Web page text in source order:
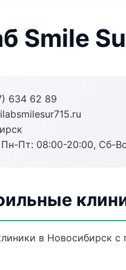
Smile
634 62 89
Пн-Пт: 08:00-20:00, Сб-
в Новосибирск